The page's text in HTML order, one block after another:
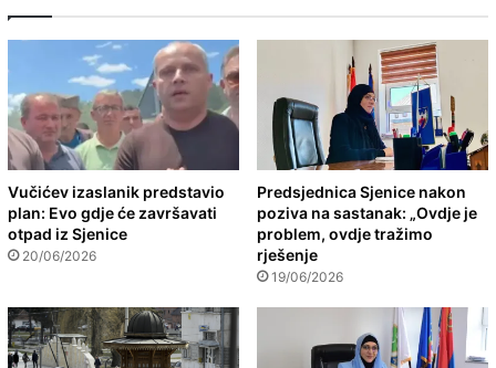
Vučićev izaslanik predstavio
plan: Evo gdje će završavati
otpad iz Sjenice
20/06/2026
Predsjednica Sjenice nakon
poziva na sastanak: „Ovdje je
problem, ovdje tražimo
rješenje
19/06/2026